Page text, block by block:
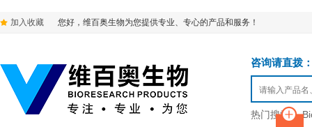
加入收藏 您好，维百奥生物为您提供专业、专心的产品和服务！
咨询请直拨
热门搜索：